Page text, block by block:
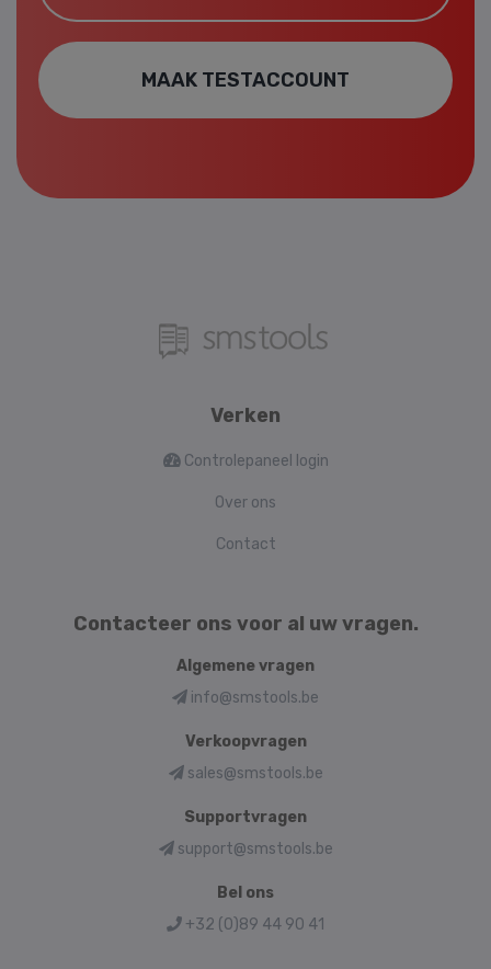
MAAK TESTACCOUNT
Verken
Controlepaneel login
Over ons
Contact
Contacteer ons voor al uw vragen.
Algemene vragen
info@smstools.be
Verkoopvragen
sales@smstools.be
Supportvragen
support@smstools.be
Bel ons
+32 (0)89 44 90 41